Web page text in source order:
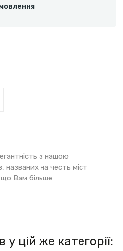
з нашою
названих на честь міст
що Вам більше
у цій же категорії: